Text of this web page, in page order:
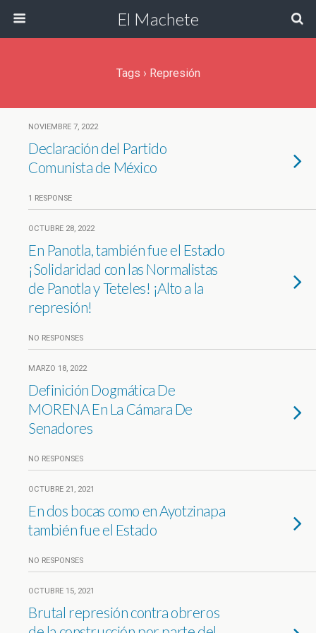
El Machete
Tags › Represión
NOVIEMBRE 7, 2022
Declaración del Partido
Comunista de México
1 RESPONSE
OCTUBRE 28, 2022
En Panotla, también fue el Estado
¡Solidaridad con las Normalistas
de Panotla y Teteles! ¡Alto a la
represión!
NO RESPONSES
MARZO 18, 2022
Definición Dogmática De
MORENA En La Cámara De
Senadores
NO RESPONSES
OCTUBRE 21, 2021
En dos bocas como en Ayotzinapa
también fue el Estado
NO RESPONSES
OCTUBRE 15, 2021
Brutal represión contra obreros